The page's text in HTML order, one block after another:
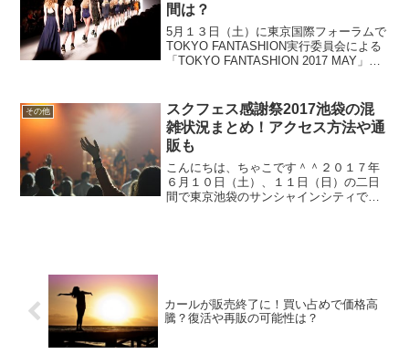
間は？
5月１３日（土）に東京国際フォーラムで
TOKYO FANTASHION実行委員会による
「TOKYO FANTASHION 2017 MAY」と
すが、このイベント、なんと...
その他
スクフェス感謝祭2017池袋の混
雑状況まとめ！アクセス方法や通
販も
こんにちは、ちゃこです＾＾２０１７年
６月１０日（土）、１１日（日）の二日
間で東京池袋のサンシャインシティで
カールが販売終了に！買い占めで価格高
騰？復活や再販の可能性は？